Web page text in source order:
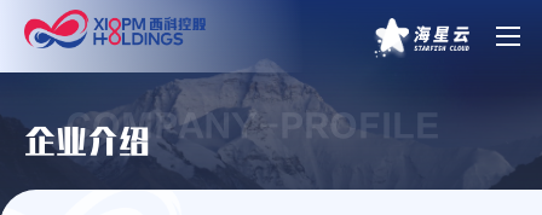
企业介绍
COMPANY-PROFILE